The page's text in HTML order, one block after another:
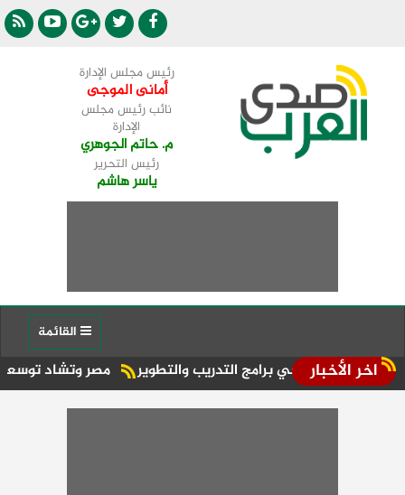
رئيس مجلس الإدارة
أمانى الموجى
نائب رئيس مجلس
الإدارة
م. حاتم الجوهري
رئيس التحرير
ياسر هاشم
اخر الأخبار مصر وتشاد توسعان آفاق برامج التدريب والتطوير